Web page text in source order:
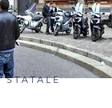
STATALE